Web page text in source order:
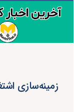
زمینه‌سازی